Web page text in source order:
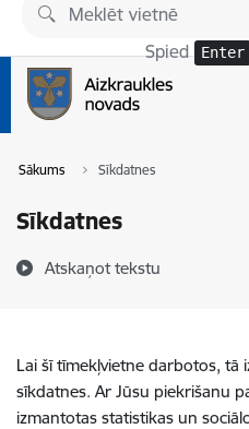
Pāriet uz lapas saturu
Spied Enter
Sākums Sīkdatnes
Sīkdatnes
Atskaņot tekstu
Lai šī tīmekļvietne darbotos, tā
sīkdatnes. Ar Jūsu piekrišanu
izmantotas statistikas un